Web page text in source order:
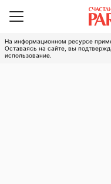
На информационном ресурсе
Оставаясь на сайте, вы
использование.